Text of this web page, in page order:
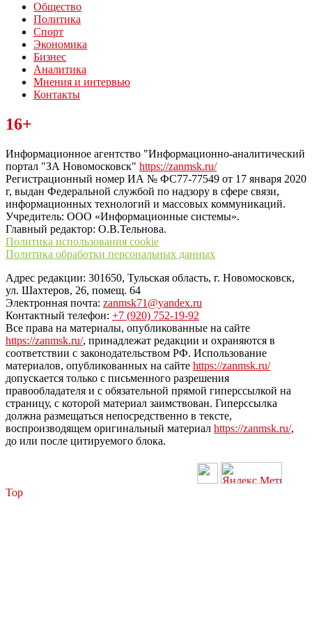
Общество
Политика
Спорт
Экономика
Бизнес
Аналитика
Мнения и интервью
Контакты
Читайте последние новости дня в Тульской области на сайте
“ЗаНовомосковск”
16+
Информационное агентство "Информационно-аналитический
портал "ЗА Новомосковск" https://zanmsk.ru/
Регистрационный номер ИА № ФС77-77549 от 17 января 2020
г, выдан Федеральной службой по надзору в сфере связи,
информационных технологий и массовых коммуникаций.
Учредитель: ООО «Информационные системы».
Главный редактор: О.В.Тельнова.
Политика использования cookie
Политика обработки персональных данных
Адрес редакции: 301650, Тульская область, г. Новомосковск,
ул. Шахтеров, 26, помещ. 64
Электронная почта: zanmsk71@yandex.ru
Контактный телефон: +7 (920) 752-19-92
Все права на материалы, опубликованные на сайте
https://zanmsk.ru/, принадлежат редакции и охраняются в
соответствии с законодательством РФ. Использование
материалов, опубликованных на сайте https://zanmsk.ru/
допускается только с письменного разрешения
правообладателя и с обязательной прямой гиперссылкой на
страницу, с которой материал заимствован. Гиперссылка
должна размещаться непосредственно в тексте,
воспроизводящем оригинальный материал https://zanmsk.ru/,
до или после цитируемого блока.
Top